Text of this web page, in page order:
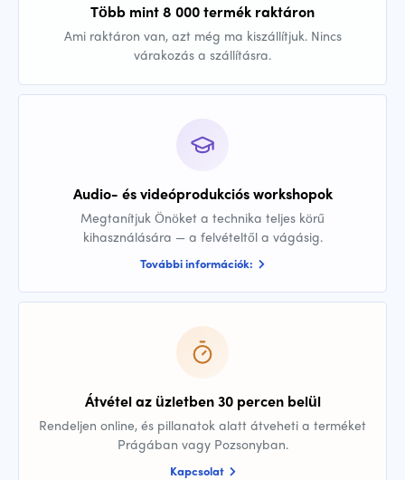
Több mint 8 000 termék raktáron
Ami raktáron van, azt még ma kiszállítjuk. Nincs
várakozás a szállításra.
Audio- és videóprodukciós workshopok
Megtanítjuk Önöket a technika teljes körű
kihasználására — a felvételtől a vágásig.
További információk:
Átvétel az üzletben 30 percen belül
Rendeljen online, és pillanatok alatt átveheti a terméket
Prágában vagy Pozsonyban.
Kapcsolat